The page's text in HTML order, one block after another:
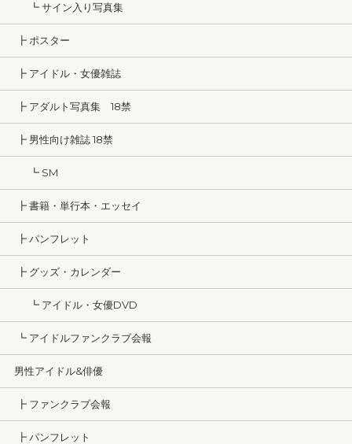
┗ サイン入り写真集
┣ ポスター
┣ アイドル・女優雑誌
┣ アダルト写真集 18禁
┣ 男性向け雑誌 18禁
┗ SM
┣ 書籍・単行本・エッセイ
┣ パンフレット
┣ グッズ・カレンダー
┗ アイドル・女優DVD
┗ アイドルファンクラブ会報
男性アイドル&俳優
┣ ファンクラブ会報
┣ パンフレット